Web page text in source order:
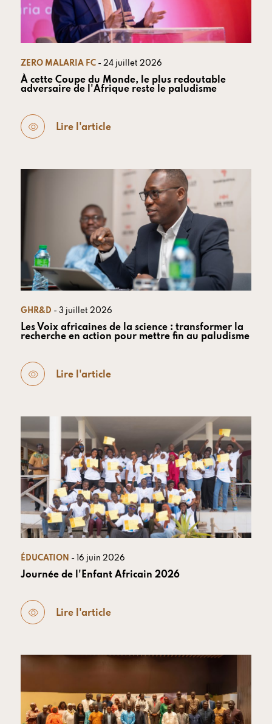
ZERO MALARIA FC - 24 juillet 2026
À cette Coupe du Monde, le plus redoutable
adversaire de l'Afrique reste le paludisme
Lire l'article
GHR&D - 3 juillet 2026
Les Voix africaines de la science : transformer la
recherche en action pour mettre fin au paludisme
Lire l'article
ÉDUCATION - 16 juin 2026
Journée de l'Enfant Africain 2026
Lire l'article